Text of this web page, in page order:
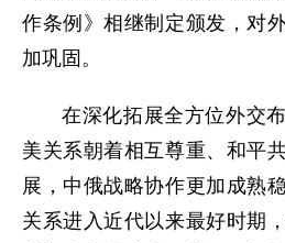
作条例》相继制定颁发，对
加巩固。
在深化拓展全方位外交
美关系朝着相互尊重、和平
展，中俄战略协作更加成熟
关系进入近代以来最好时期